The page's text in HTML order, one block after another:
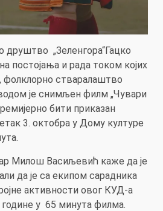
друштво „Зеленгора“Гацко
постојања и рада током којих
фолклорно стваралаштво
је снимљен филм „Чувари
бити приказан
3. октобра у Дому културе
Милош Васиљевић каже да је
да је са екипом сарадника
активности овог КУД-а
у 65 минута филма.